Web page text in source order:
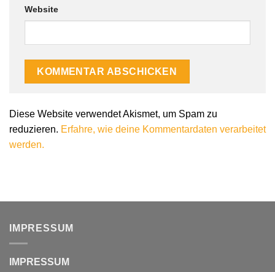
Website
Diese Website verwendet Akismet, um Spam zu
reduzieren. Erfahre, wie deine Kommentardaten verarbeitet
werden.
IMPRESSUM
IMPRESSUM